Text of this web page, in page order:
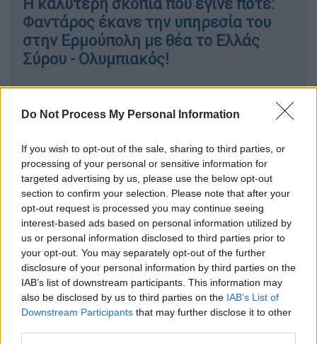
Do Not Process My Personal Information
If you wish to opt-out of the sale, sharing to third parties, or
processing of your personal or sensitive information for
targeted advertising by us, please use the below opt-out
section to confirm your selection. Please note that after your
opt-out request is processed you may continue seeing
interest-based ads based on personal information utilized by
us or personal information disclosed to third parties prior to
your opt-out. You may separately opt-out of the further
disclosure of your personal information by third parties on the
IAB’s list of downstream participants. This information may
also be disclosed by us to third parties on the IAB’s List of
Downstream Participants that may further disclose it to other
Η καλύτερη σκοπιά που έγινε ποτέ:
Φαντάρος έκανε την υπηρεσία του
στην Ερμούπολη με θέα το Ελλάς
Σύρου - Ολυμπιακός!
Φουντώνουν τα σενάρια για φυγή του
Μπακς: «Ζήτησε να γίνει παίκτης των
Νικς»!
Πλέον οι Πράσινοι θα πάνε στο τελευταίο
εκτός έδρας παιχνίδι της 17ης Δεκεμβρίου
με την Καβάλα για να ψάξουν την τέταρτη
νίκη τους και πολλά γκολ, προκειμένου να
κλειδώσουν την πρώτη τετράδα της
βαθμολογίας την απευθείας πρόκριση στα